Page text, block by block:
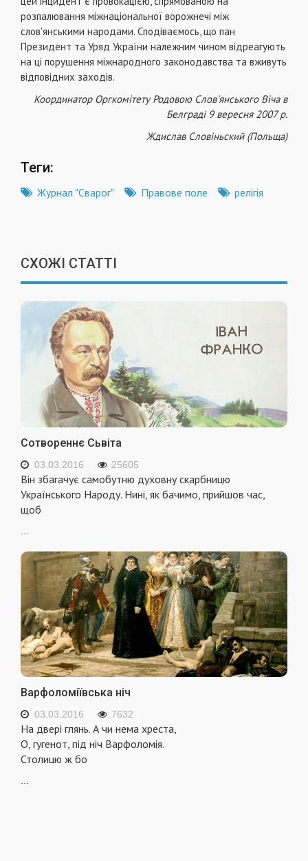
розпалювання між­національної ворожнечі між
слов'янськими на­родами. Сподіваємось, що пан
Президент та Уряд України належним чином відреагують
на ці порушення міжнародного законодавства та вжи­вуть
відповідних заходів.
Координатор Оргкомітету Родовою Сло­в'янського Віча в
Белграді 9 вересня 2007 р.
Ждислав Словіньский (Польща)
Теги:
Журнал "Сварог" Правове поле релігія
СХОЖІ СТАТТІ
Сотвореннє Сьвіта
03.03.2016 25605
Він збагачує самобутню духовну скарбницю
Українського Народу. Нині, як бачимо, прийшов час,
щоб
Варфоломіївська ніч
03.03.2016 7632
На двері глянь. А чи нема хреста,
О, гугенот, під ніч Варфоломія.
Столицю ж бо